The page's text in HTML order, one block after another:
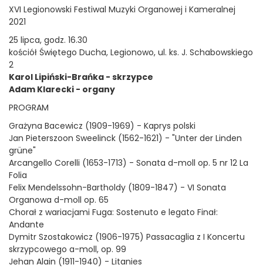
XVI Legionowski Festiwal Muzyki Organowej i Kameralnej
2021
25 lipca, godz. 16.30
kościół Świętego Ducha, Legionowo, ul. ks. J. Schabowskiego
2
Karol Lipiński-Brańka - skrzypce
Adam Klarecki - organy
PROGRAM
Grażyna Bacewicz (1909-1969) - Kaprys polski
Jan Pieterszoon Sweelinck (1562-1621) - "Unter der Linden
grüne"
Arcangello Corelli (1653-1713) - Sonata d-moll op. 5 nr 12 La
Folia
Felix Mendelssohn-Bartholdy (1809-1847) - VI Sonata
Organowa d-moll op. 65
Chorał z wariacjami Fuga: Sostenuto e legato Finał:
Andante
Dymitr Szostakowicz (1906-1975) Passacaglia z I Koncertu
skrzypcowego a-moll, op. 99
Jehan Alain (1911-1940) - Litanies